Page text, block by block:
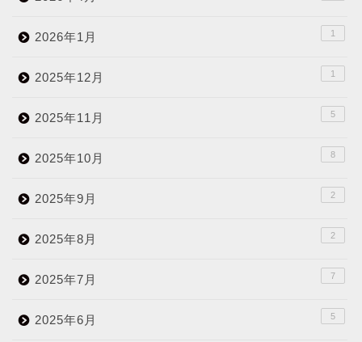
2026年1月 1
2025年12月 1
2025年11月 5
2025年10月 8
2025年9月 2
2025年8月 2
2025年7月 7
2025年6月 5